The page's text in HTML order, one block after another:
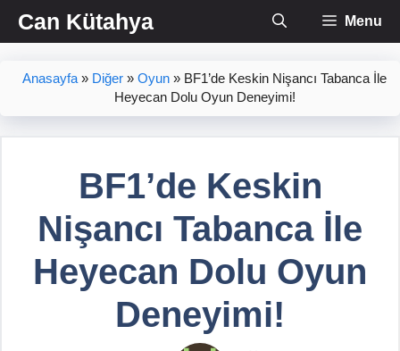
İçeriğe
atlaCan Kütahya Menu
Anasayfa » Diğer » Oyun » BF1’de Keskin Nişancı Tabanca İle
Heyecan Dolu Oyun Deneyimi!
BF1’de Keskin
Nişancı Tabanca İle
Heyecan Dolu Oyun
Deneyimi!